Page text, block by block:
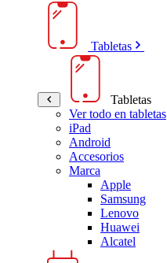
Tabletas
Tabletas
Ver todo en tabletas
iPad
Android
Accesorios
Marca
Apple
Samsung
Lenovo
Huawei
Alcatel